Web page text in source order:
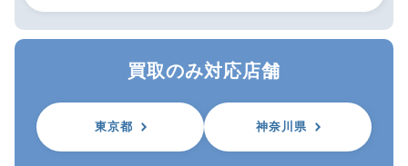
買取のみ対応店舗
東京都 神奈川県